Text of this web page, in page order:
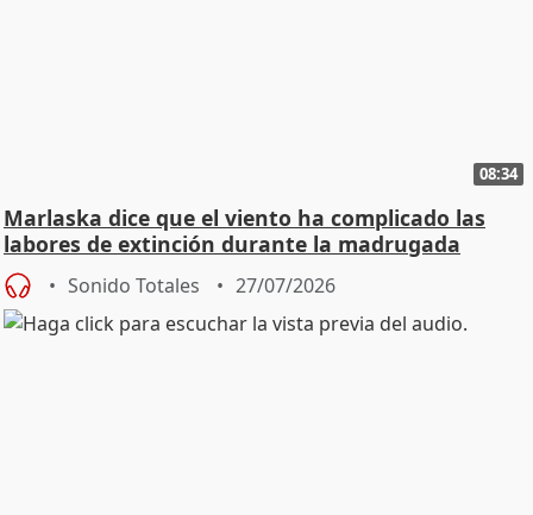
08:34
Marlaska dice que el viento ha complicado las
labores de extinción durante la madrugada
Sonido Totales 27/07/2026